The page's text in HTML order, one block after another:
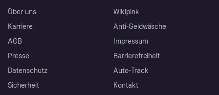
Über uns
Karriere
AGB
Presse
Datenschutz
Sicherheit
Wikipink
Anti-Geldwäsche
Impressum
Barrierefreiheit
Auto-Track
Kontakt